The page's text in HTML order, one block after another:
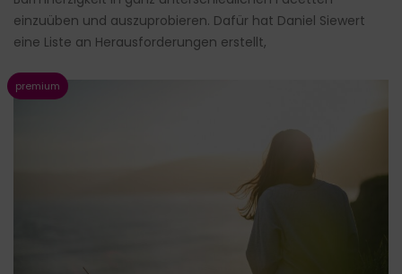
einzuüben und auszuprobieren. Dafür hat Daniel Siewert
eine Liste an Herausforderungen erstellt,